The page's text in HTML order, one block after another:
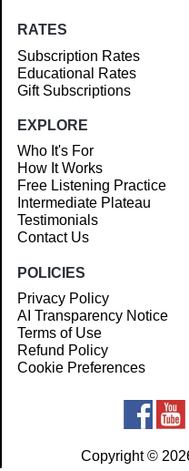
RATES
Subscription Rates
Educational Rates
Gift Subscriptions
EXPLORE
Who It's For
How It Works
Free Listening Practice
Intermediate Plateau
Testimonials
Contact Us
POLICIES
Privacy Policy
AI Transparency Notice
Terms of Use
Refund Policy
Cookie Preferences
Copyright ©